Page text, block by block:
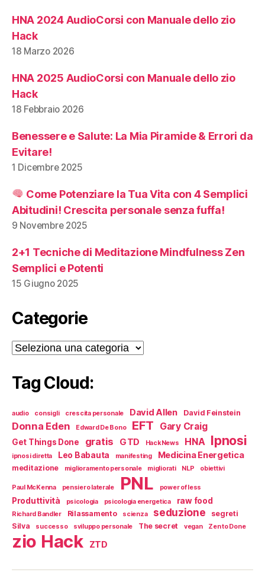
HNA 2024 AudioCorsi con Manuale dello zio
Hack
18 Marzo 2026
HNA 2025 AudioCorsi con Manuale dello zio
Hack
18 Febbraio 2026
Benessere e Salute: La Mia Piramide & Errori da
Evitare!
1 Dicembre 2025
Come Potenziare la Tua Vita con 4 Semplici
Abitudini! Crescita personale senza fuffa!
9 Novembre 2025
2+1 Tecniche di Meditazione Mindfulness Zen
Semplici e Potenti
15 Giugno 2025
Categorie
Categorie
Tag Cloud:
audio consigli crescita personale David Allen David Feinstein
Donna Eden Edward De Bono EFT Gary Craig
Get Things Done gratis GTD HackNews HNA Ipnosi
ipnosi diretta Leo Babauta manifesting Medicina Energetica
meditazione miglioramento personale migliorati NLP obiettivi
Paul McKenna pensiero laterale PNL power of less
Produttività psicologia psicologia energetica raw food
Richard Bandler Rilassamento scienza seduzione
segreti
Silva
successo sviluppo personale The secret vegan Zen to Done
zio Hack ZTD